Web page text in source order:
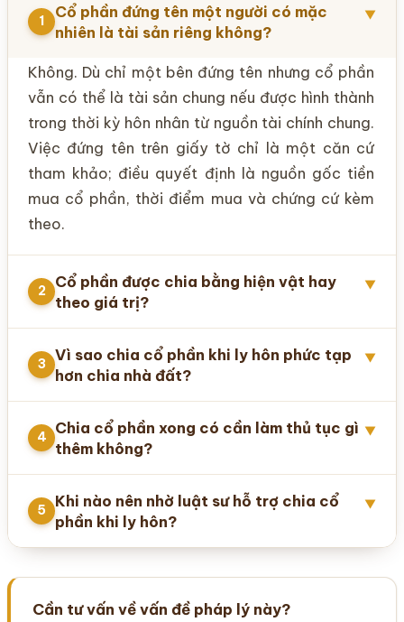
1
Cổ phần đứng tên một người có mặc
nhiên là tài sản riêng không?
▼
Không. Dù chỉ một bên đứng tên nhưng cổ phần
vẫn có thể là tài sản chung nếu được hình thành
trong thời kỳ hôn nhân từ nguồn tài chính chung.
Việc đứng tên trên giấy tờ chỉ là một căn cứ
tham khảo; điều quyết định là nguồn gốc tiền
mua cổ phần, thời điểm mua và chứng cứ kèm
theo.
2
Cổ phần được chia bằng hiện vật hay
theo giá trị?
▼
3
Vì sao chia cổ phần khi ly hôn phức tạp
hơn chia nhà đất?
▼
4
Chia cổ phần xong có cần làm thủ tục gì
thêm không?
▼
5
Khi nào nên nhờ luật sư hỗ trợ chia cổ
phần khi ly hôn?
▼
Cần tư vấn về vấn đề pháp lý này?